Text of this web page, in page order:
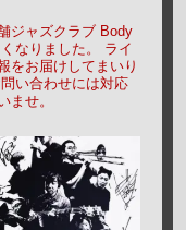
ジャズクラブ Body
なりました。
ライ
をお届けしてまいり
い合わせには対応
ませ。